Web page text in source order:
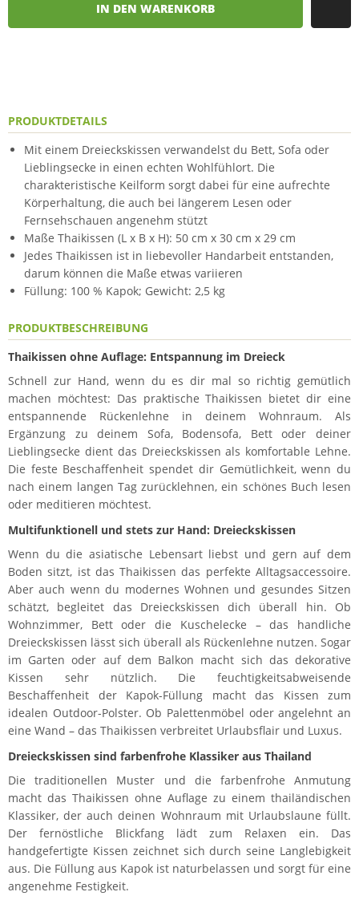
IN DEN WARENKORB
PRODUKTDETAILS
Mit einem Dreieckskissen verwandelst du Bett, Sofa oder
Lieblingsecke in einen echten Wohlfühlort. Die
charakteristische Keilform sorgt dabei für eine aufrechte
Körperhaltung, die auch bei längerem Lesen oder
Fernsehschauen angenehm stützt
Maße Thaikissen (L x B x H): 50 cm x 30 cm x 29 cm
Jedes Thaikissen ist in liebevoller Handarbeit entstanden,
darum können die Maße etwas variieren
Füllung: 100 % Kapok; Gewicht: 2,5 kg
PRODUKTBESCHREIBUNG
Thaikissen ohne Auflage: Entspannung im Dreieck
Schnell zur Hand, wenn du es dir mal so richtig gemütlich
machen möchtest: Das praktische Thaikissen bietet dir eine
entspannende Rückenlehne in deinem Wohnraum. Als
Ergänzung zu deinem Sofa, Bodensofa, Bett oder deiner
Lieblingsecke dient das Dreieckskissen als komfortable Lehne.
Die feste Beschaffenheit spendet dir Gemütlichkeit, wenn du
nach einem langen Tag zurücklehnen, ein schönes Buch lesen
oder meditieren möchtest.
Multifunktionell und stets zur Hand: Dreieckskissen
Wenn du die asiatische Lebensart liebst und gern auf dem
Boden sitzt, ist das Thaikissen das perfekte Alltagsaccessoire.
Aber auch wenn du modernes Wohnen und gesundes Sitzen
schätzt, begleitet das Dreieckskissen dich überall hin. Ob
Wohnzimmer, Bett oder die Kuschelecke – das handliche
Dreieckskissen lässt sich überall als Rückenlehne nutzen. Sogar
im Garten oder auf dem Balkon macht sich das dekorative
Kissen sehr nützlich. Die feuchtigkeitsabweisende
Beschaffenheit der Kapok-Füllung macht das Kissen zum
idealen Outdoor-Polster. Ob Palettenmöbel oder angelehnt an
eine Wand – das Thaikissen verbreitet Urlaubsflair und Luxus.
Dreieckskissen sind farbenfrohe Klassiker aus Thailand
Die traditionellen Muster und die farbenfrohe Anmutung
macht das Thaikissen ohne Auflage zu einem thailändischen
Klassiker, der auch deinen Wohnraum mit Urlaubslaune füllt.
Der fernöstliche Blickfang lädt zum Relaxen ein. Das
handgefertigte Kissen zeichnet sich durch seine Langlebigkeit
aus. Die Füllung aus Kapok ist naturbelassen und sorgt für eine
angenehme Festigkeit.